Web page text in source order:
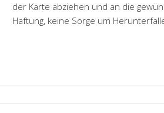
der Karte abziehen und an die
Haftung, keine Sorge um